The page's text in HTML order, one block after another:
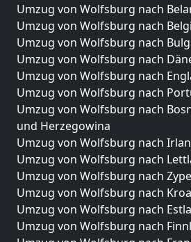
Umzug von Wolfsburg nach
Umzug von Wolfsburg nach
Umzug von Wolfsburg nach
Umzug von Wolfsburg nach
Umzug von Wolfsburg nach
Umzug von Wolfsburg nach
Umzug von Wolfsburg nach
und Herzegowina
Umzug von Wolfsburg nach
Umzug von Wolfsburg nach
Umzug von Wolfsburg nach
Umzug von Wolfsburg nach
Umzug von Wolfsburg nach
Umzug von Wolfsburg nach